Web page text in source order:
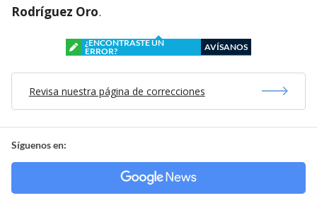
Rodríguez Oro.
¿ENCONTRASTE UN
ERROR?
AVÍSANOS
Revisa nuestra página de correcciones
Síguenos en: